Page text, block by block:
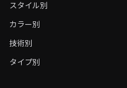
スタイル別
カラー別
技術別
タイプ別